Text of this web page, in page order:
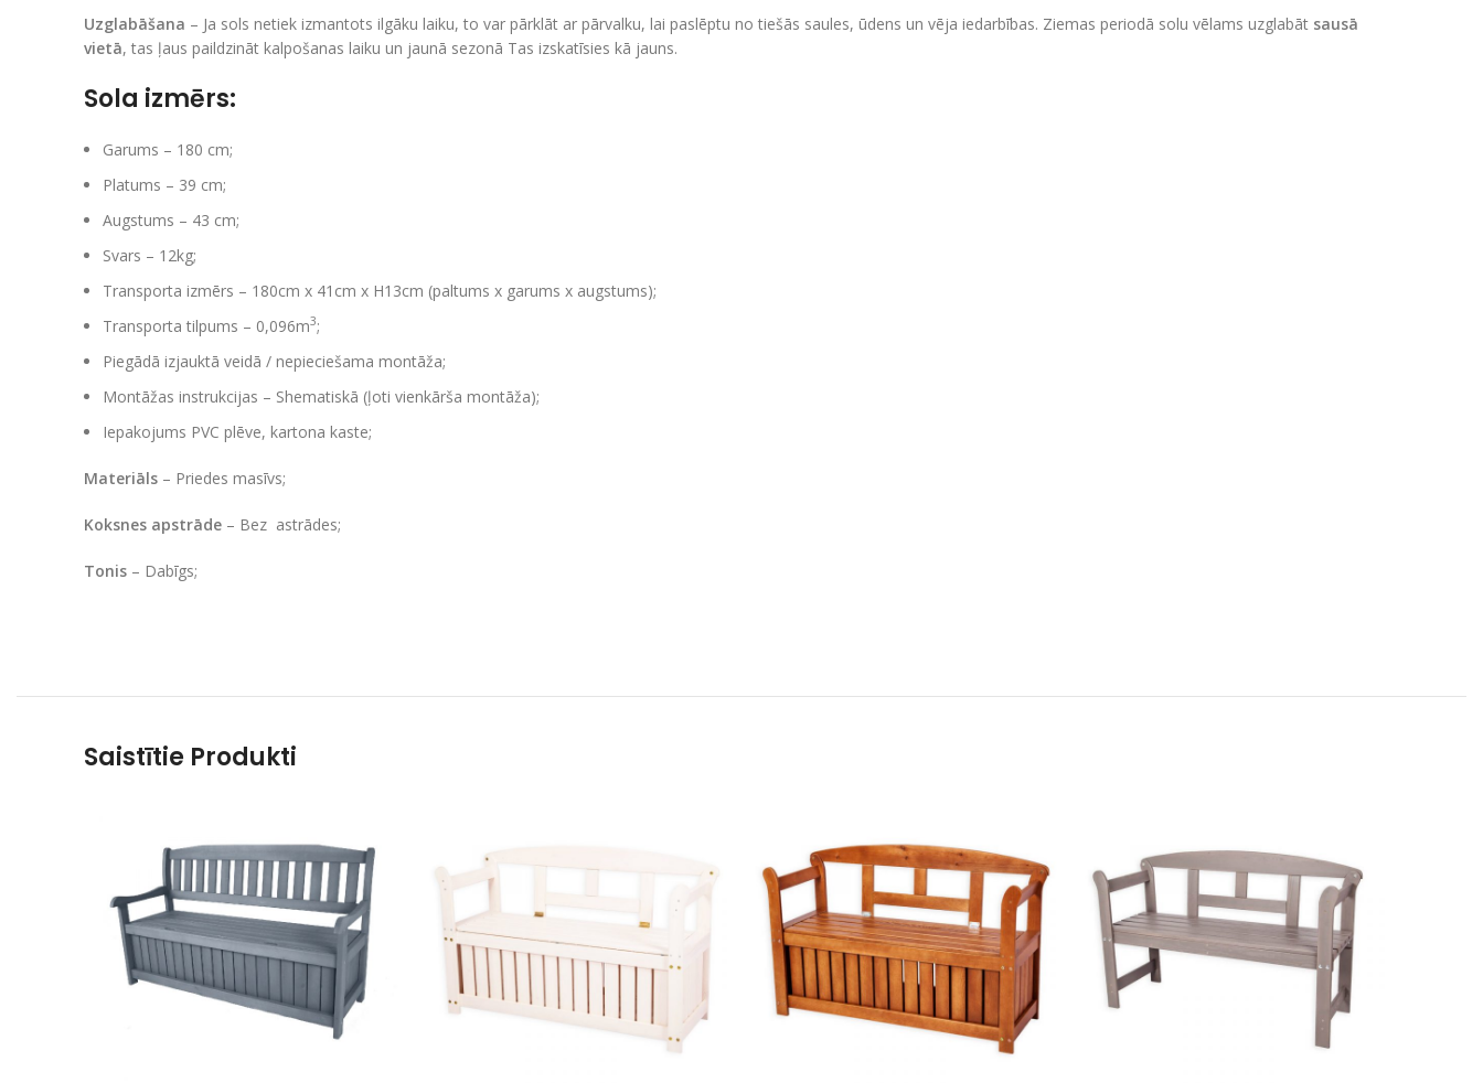
Uzglabāšana – Ja sols netiek izmantots ilgāku laiku, to var pārklāt ar pārvalku, lai paslēptu no tiešās saules, ūdens un vēja iedarbības. Ziemas periodā solu vēlams uzglabāt sausā
vietā, tas ļaus paildzināt kalpošanas laiku un jaunā sezonā Tas izskatīsies kā jauns.
Sola izmērs:
Garums – 180 cm;
Platums – 39 cm;
Augstums – 43 cm;
Svars – 12kg;
Transporta izmērs – 180cm x 41cm x H13cm (paltums x garums x augstums);
Transporta tilpums – 0,096m3;
Piegādā izjauktā veidā / nepieciešama montāža;
Montāžas instrukcijas – Shematiskā (ļoti vienkārša montāža);
Iepakojums PVC plēve, kartona kaste;
Materiāls – Priedes masīvs;
Koksnes apstrāde – Bez astrādes;
Tonis – Dabīgs;
Saistītie Produkti